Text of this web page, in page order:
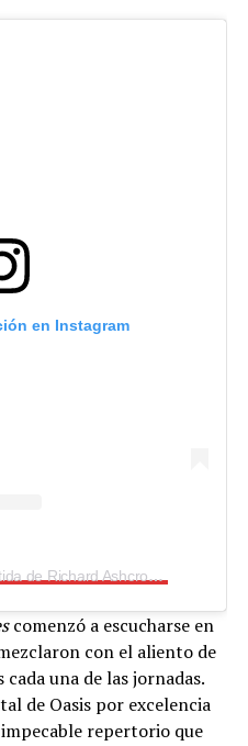
en Instagram
Una publicación compartida de Richard Ashcroft (@richardashcroftofficial)
comenzó a escucharse en
con el aliento de
una de las jornadas.
de Oasis por excelencia
repertorio que